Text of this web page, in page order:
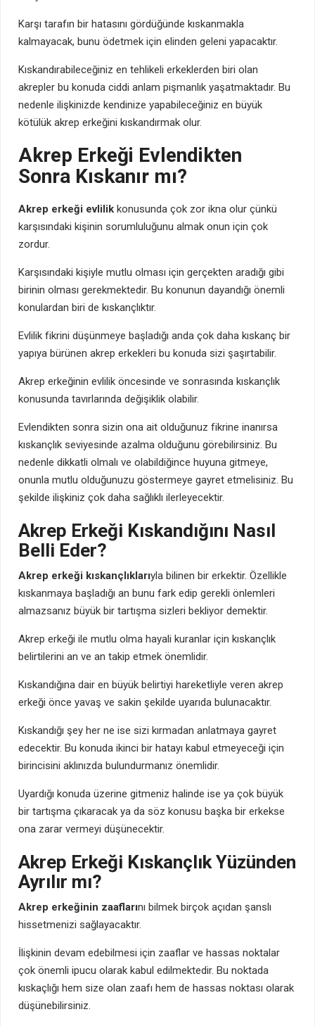
Karşı tarafın bir hatasını gördüğünde kıskanmakla
kalmayacak, bunu ödetmek için elinden geleni yapacaktır.
Kıskandırabileceğiniz en tehlikeli erkeklerden biri olan
akrepler bu konuda ciddi anlam pişmanlık yaşatmaktadır. Bu
nedenle ilişkinizde kendinize yapabileceğiniz en büyük
kötülük akrep erkeğini kıskandırmak olur.
Akrep Erkeği Evlendikten
Sonra Kıskanır mı?
Akrep erkeği evlilik konusunda çok zor ikna olur çünkü
karşısındaki kişinin sorumluluğunu almak onun için çok
zordur.
Karşısındaki kişiyle mutlu olması için gerçekten aradığı gibi
birinin olması gerekmektedir. Bu konunun dayandığı önemli
konulardan biri de kıskançlıktır.
Evlilik fikrini düşünmeye başladığı anda çok daha kıskanç bir
yapıya bürünen akrep erkekleri bu konuda sizi şaşırtabilir.
Akrep erkeğinin evlilik öncesinde ve sonrasında kıskançlık
konusunda tavırlarında değişiklik olabilir.
Evlendikten sonra sizin ona ait olduğunuz fikrine inanırsa
kıskançlık seviyesinde azalma olduğunu görebilirsiniz. Bu
nedenle dikkatli olmalı ve olabildiğince huyuna gitmeye,
onunla mutlu olduğunuzu göstermeye gayret etmelisiniz. Bu
şekilde ilişkiniz çok daha sağlıklı ilerleyecektir.
Akrep Erkeği Kıskandığını Nasıl
Belli Eder?
Akrep erkeği kıskançlıklarıyla bilinen bir erkektir. Özellikle
kıskanmaya başladığı an bunu fark edip gerekli önlemleri
almazsanız büyük bir tartışma sizleri bekliyor demektir.
Akrep erkeği ile mutlu olma hayali kuranlar için kıskançlık
belirtilerini an ve an takip etmek önemlidir.
Kıskandığına dair en büyük belirtiyi hareketliyle veren akrep
erkeği önce yavaş ve sakin şekilde uyarıda bulunacaktır.
Kıskandığı şey her ne ise sizi kırmadan anlatmaya gayret
edecektir. Bu konuda ikinci bir hatayı kabul etmeyeceği için
birincisini aklınızda bulundurmanız önemlidir.
Uyardığı konuda üzerine gitmeniz halinde ise ya çok büyük
bir tartışma çıkaracak ya da söz konusu başka bir erkekse
ona zarar vermeyi düşünecektir.
Akrep Erkeği Kıskançlık Yüzünden
Ayrılır mı?
Akrep erkeğinin zaaflarını bilmek birçok açıdan şanslı
hissetmenizi sağlayacaktır.
İlişkinin devam edebilmesi için zaaflar ve hassas noktalar
çok önemli ipucu olarak kabul edilmektedir. Bu noktada
kıskaçlığı hem size olan zaafı hem de hassas noktası olarak
düşünebilirsiniz.